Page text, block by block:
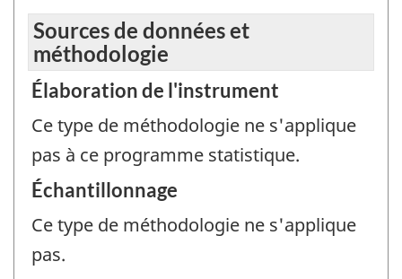
Sources de données et
méthodologie
Élaboration de l'instrument
Ce type de méthodologie ne s'applique
pas à ce programme statistique.
Échantillonnage
Ce type de méthodologie ne s'applique
pas.